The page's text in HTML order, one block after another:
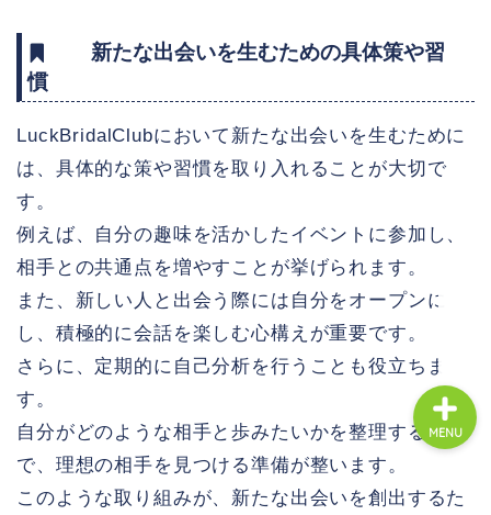
新たな出会いを生むための具体策や習
慣
LuckBridalClubにおいて新たな出会いを生むために
は、具体的な策や習慣を取り入れることが大切で
す。
例えば、自分の趣味を活かしたイベントに参加し、
相手との共通点を増やすことが挙げられます。
また、新しい人と出会う際には自分をオープンに
し、積極的に会話を楽しむ心構えが重要です。
さらに、定期的に自己分析を行うことも役立ちま
す。
自分がどのような相手と歩みたいかを整理すること
で、理想の相手を見つける準備が整います。
このような取り組みが、新たな出会いを創出するた
MENU
栃木県の婚活なら
全国の婚活エリア別ガイ
各地域別婚活ぺージ・AI
時代婚活